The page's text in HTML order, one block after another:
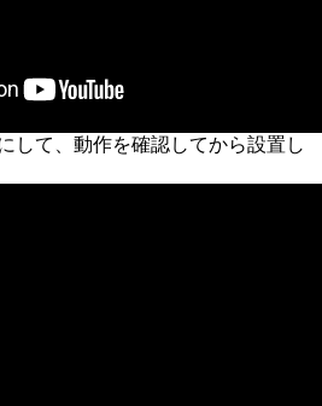
して、動作を確認してから設置し